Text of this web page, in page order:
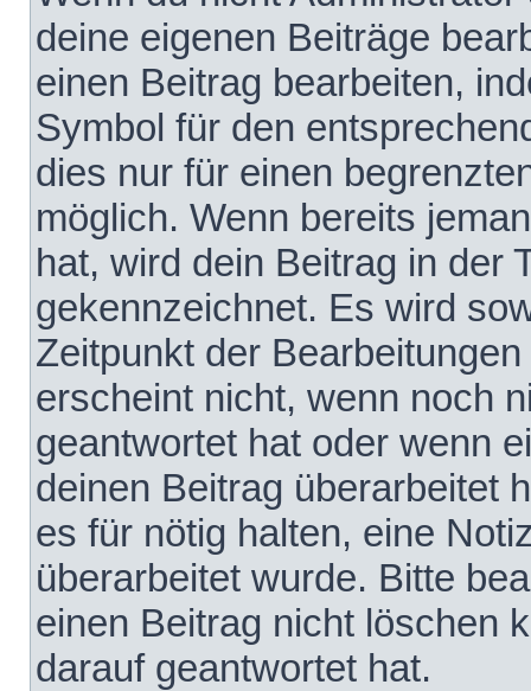
deine eigenen Beiträge
einen Beitrag bearbeiten,
Symbol für den
dies nur für einen
möglich. Wenn bereits
hat, wird dein Beitrag in der
gekennzeichnet. Es wird
Zeitpunkt der
erscheint nicht, wenn noch
geantwortet hat oder wenn
deinen Beitrag überarbeitet
es für nötig halten, eine
überarbeitet wurde. Bitte
einen Beitrag nicht löschen
darauf geantwortet hat.